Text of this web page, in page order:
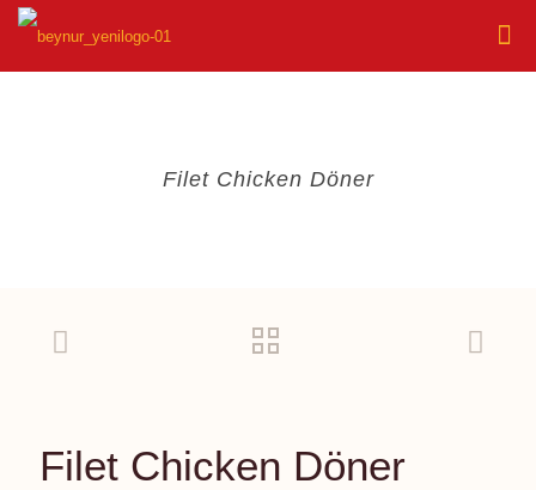
Filet Chicken Döner
Filet Chicken Döner